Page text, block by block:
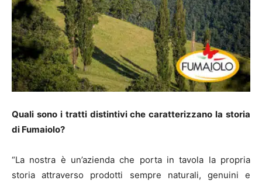
Quali sono i tratti distintivi che caratterizzano la storia
di Fumaiolo?
“La nostra è un’azienda che porta in tavola la propria
storia attraverso prodotti sempre naturali, genuini e